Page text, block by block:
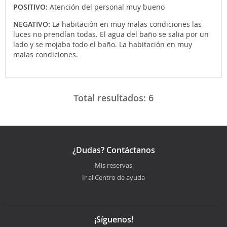
POSITIVO: Atención del personal muy bueno
NEGATIVO: La habitación en muy malas condiciones las
luces no prendían todas. El agua del baño se salia por un
lado y se mojaba todo el baño. La habitación en muy
malas condiciones.
Total resultados: 6
¿Dudas? Contáctanos
Mis reservas
Ir al Centro de ayuda
¡Síguenos!